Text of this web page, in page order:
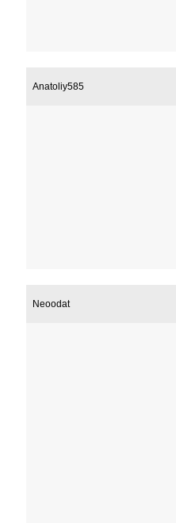
Anatoliy585
Neoodat